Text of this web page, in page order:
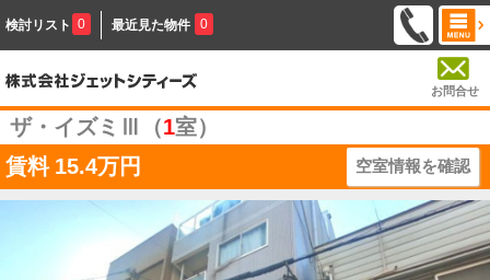
検討リスト 0 最近見た物件 0
お問合せ
ザ・イズミⅢ（1室）
賃料 15.4万円 空室情報を確認